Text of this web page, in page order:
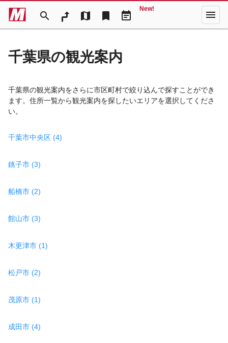
search map bookmark event_note
New! menu
千葉県の観光案内
千葉県の観光案内をさらに市区町村で絞り込んで探すことができ
ます。住所一覧から観光案内を探したいエリアを選択してくださ
い。
千葉市中央区 (4)
銚子市 (3)
船橋市 (2)
館山市 (3)
木更津市 (1)
松戸市 (2)
茂原市 (1)
成田市 (4)